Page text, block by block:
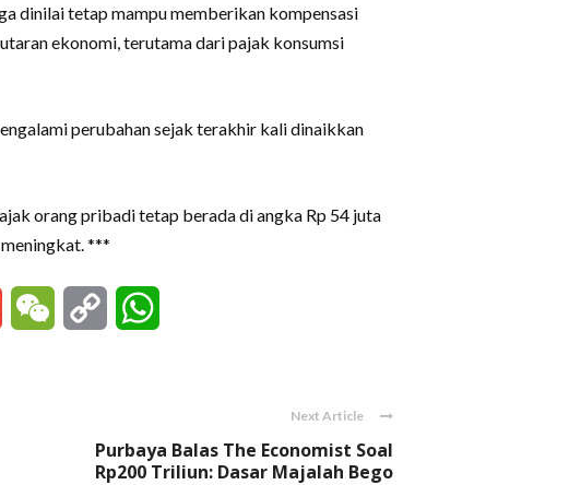
dinilai tetap mampu memberikan kompensasi
ekonomi, terutama dari pajak konsumsi
perubahan sejak terakhir kali dinaikkan
orang pribadi tetap berada di angka Rp 54 juta
***
Gmail WeChat Copy
Next Article
Purbaya Balas The Economist Soal
Rp200 Triliun: Dasar Majalah Bego